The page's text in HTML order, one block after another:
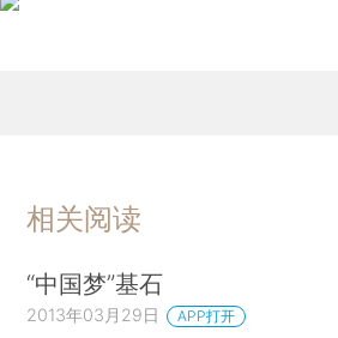
相关阅读
“中国梦”基石
2013年03月29日 APP打开